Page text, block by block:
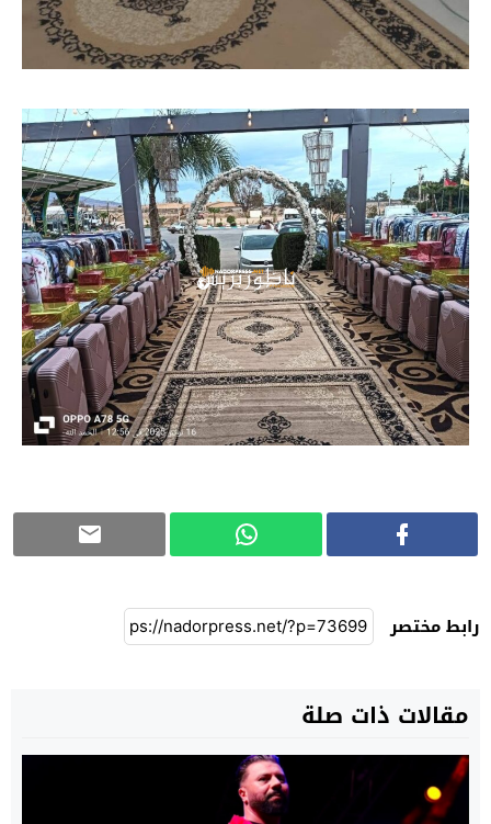
رابط مختصر
مقالات ذات صلة